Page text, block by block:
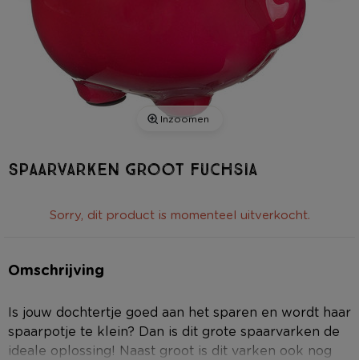
Inzoomen
Spaarvarken groot fuchsia
Sorry, dit product is momenteel uitverkocht.
Omschrijving
Is jouw dochtertje goed aan het sparen en wordt haar
spaarpotje te klein? Dan is dit grote spaarvarken de
ideale oplossing! Naast groot is dit varken ook nog